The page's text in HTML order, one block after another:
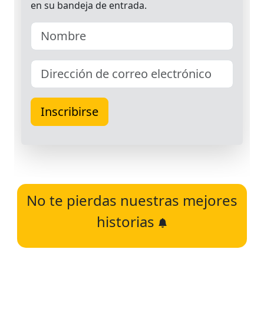
No te pierdas nuestras mejores
historias